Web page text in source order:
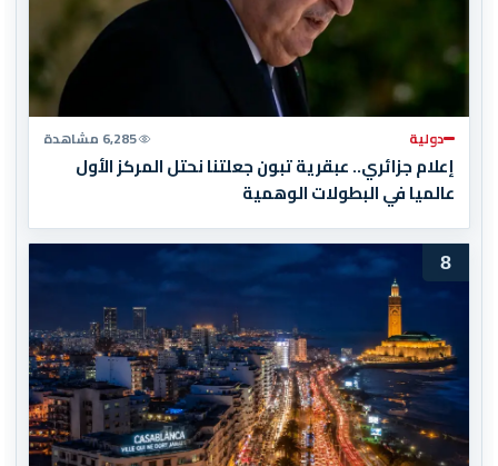
دولية 6,285 مشاهدة
إعلام جزائري.. عبقرية تبون جعلتنا نحتل المركز الأول
عالميا في البطولات الوهمية
8